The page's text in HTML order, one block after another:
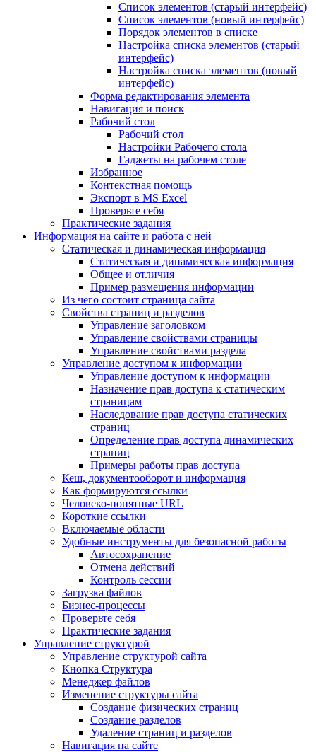
Список элементов (старый интерфейс)
Список элементов (новый интерфейс)
Порядок элементов в списке
Настройка списка элементов (старый
интерфейс)
Настройка списка элементов (новый
интерфейс)
Форма редактирования элемента
Навигация и поиск
Рабочий стол
Рабочий стол
Настройки Рабочего стола
Гаджеты на рабочем столе
Избранное
Контекстная помощь
Экспорт в MS Excel
Проверьте себя
Практические задания
Информация на сайте и работа с ней
Статическая и динамическая информация
Статическая и динамическая информация
Общее и отличия
Пример размещения информации
Из чего состоит страница сайта
Свойства страниц и разделов
Управление заголовком
Управление свойствами страницы
Управление свойствами раздела
Управление доступом к информации
Управление доступом к информации
Назначение прав доступа к статическим
страницам
Наследование прав доступа статических
страниц
Определение прав доступа динамических
страниц
Примеры работы прав доступа
Кеш, документооборот и информация
Как формируются ссылки
Человеко-понятные URL
Короткие ссылки
Включаемые области
Удобные инструменты для безопасной работы
Автосохранение
Отмена действий
Контроль сессии
Загрузка файлов
Бизнес-процессы
Проверьте себя
Практические задания
Управление структурой
Управление структурой сайта
Кнопка Структура
Менеджер файлов
Изменение структуры сайта
Создание физических страниц
Создание разделов
Удаление страниц и разделов
Навигация на сайте